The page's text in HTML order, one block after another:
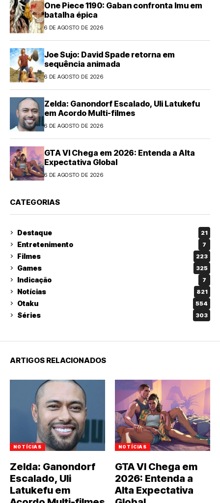
One Piece 1190: Gaban confronta Imu em
batalha épica
6 DE AGOSTO DE 2026
Joe Sujo: David Spade retorna em
sequência animada
6 DE AGOSTO DE 2026
Zelda: Ganondorf Escalado, Uli Latukefu
em Acordo Multi-filmes
6 DE AGOSTO DE 2026
GTA VI Chega em 2026: Entenda a Alta
Expectativa Global
6 DE AGOSTO DE 2026
CATEGORIAS
Destaque 21
Entretenimento 7
Filmes 223
Games 325
Indicação 7
Notícias 821
Otaku 554
Séries 303
ARTIGOS RELACIONADOS
NOTÍCIAS
Zelda: Ganondorf
Escalado, Uli
Latukefu em
NOTÍCIAS
GTA VI Chega em
2026: Entenda a
Alta Expectativa